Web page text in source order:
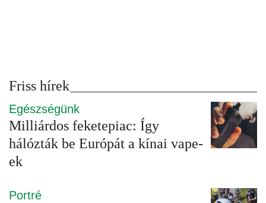
Friss hírek
Egészségünk
Milliárdos feketepiac: Így
hálózták be Európát a kínai vape-
ek
Portré